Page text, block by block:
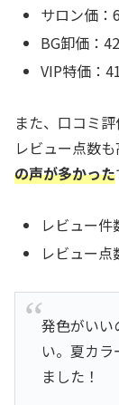
サロン価：
BG卸価：
VIP特価：
また、口コミ
レビュー点数も
の声が多かった
レビュー件
レビュー点
発色がいい
い。夏カ
ました！